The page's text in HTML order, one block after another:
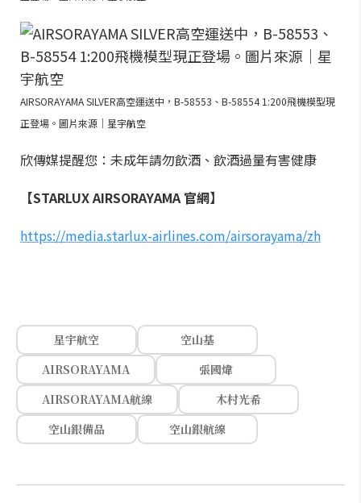
AIRSORAYAMA SILVER高空運送中，B-58553、B-58554 1:200飛機模型現
正登場。圖片來源｜星宇航空
欣傳媒提醒您：未成年請勿飲酒、飲酒過量有害健康
【STARLUX AIRSORAYAMA 官網】
https://media.starlux-airlines.com/airsorayama/zh
星宇航空
空山基
AIRSORAYAMA
張國煒
AIRSORAYAMA航線
木村光希
空山銀備品
空山銀航線